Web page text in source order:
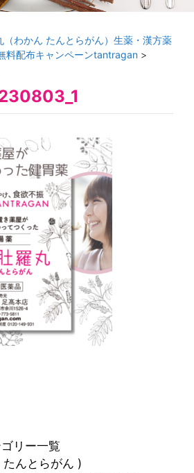
（わかん たんとらがん）生薬・漢方薬
料配布キャンペーンtantragan >
リー一覧
んとらがん )